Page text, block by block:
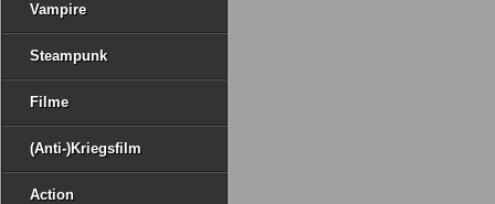
Vampire
Steampunk
Filme
(Anti-)Kriegsfilm
Action